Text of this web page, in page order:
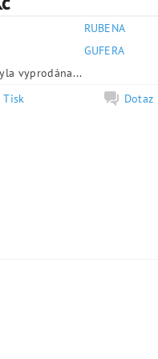
RUBENA
GUFERA
vyprodána...
Tisk
Dotaz